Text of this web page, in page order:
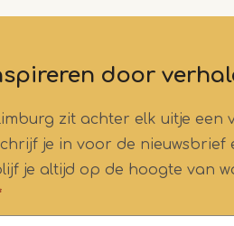
door
zit achter elk uitje
je in voor de
je altijd op de hoogte van